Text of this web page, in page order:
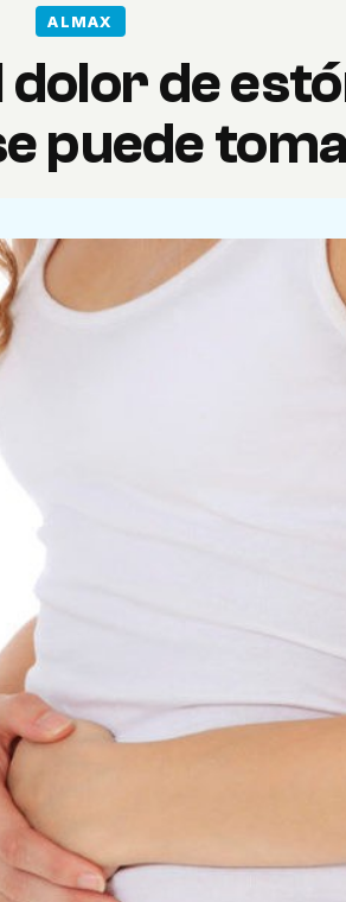
ALMAX
de
puede